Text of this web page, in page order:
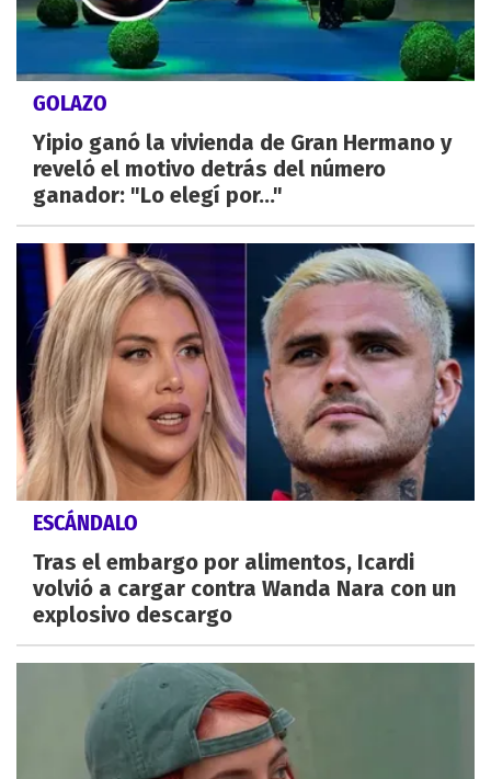
GOLAZO
Yipio ganó la vivienda de Gran Hermano y
reveló el motivo detrás del número
ganador: "Lo elegí por..."
ESCÁNDALO
Tras el embargo por alimentos, Icardi
volvió a cargar contra Wanda Nara con un
explosivo descargo